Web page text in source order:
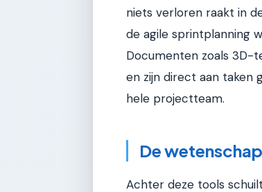
niets verloren raakt in
de agile sprintplanning
Documenten zoals 3D-
en zijn direct aan taken
hele projectteam.
De
Achter deze tools